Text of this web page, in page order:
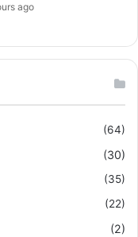
ago
(64)
(30)
(35)
(22)
(2)